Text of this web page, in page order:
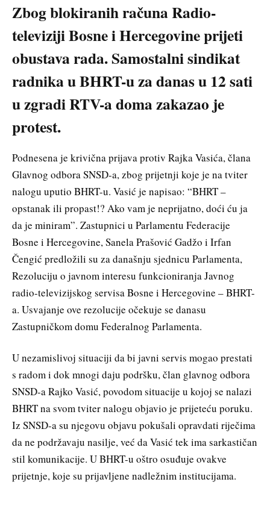
Zbog blokiranih računa Radio-
televiziji Bosne i Hercegovine prijeti
obustava rada. Samostalni sindikat
radnika u BHRT-u za danas u 12 sati
u zgradi RTV-a doma zakazao je
protest.
Podnesena je krivična prijava protiv Rajka Vasića, člana
Glavnog odbora SNSD-a, zbog prijetnji koje je na tviter
nalogu uputio BHRT-u. Vasić je napisao: “BHRT –
opstanak ili propast!? Ako vam je neprijatno, doći ću ja
da je miniram”. Zastupnici u Parlamentu Federacije
Bosne i Hercegovine, Sanela Prašović Gadžo i Irfan
Čengić predložili su za današnju sjednicu Parlamenta,
Rezoluciju o javnom interesu funkcioniranja Javnog
radio-televizijskog servisa Bosne i Hercegovine – BHRT-
a. Usvajanje ove rezolucije očekuje se danasu
Zastupničkom domu Federalnog Parlamenta.
U nezamislivoj situaciji da bi javni servis mogao prestati
s radom i dok mnogi daju podršku, član glavnog odbora
SNSD-a Rajko Vasić, povodom situacije u kojoj se nalazi
BHRT na svom tviter nalogu objavio je prijeteću poruku.
Iz SNSD-a su njegovu objavu pokušali opravdati riječima
da ne podržavaju nasilje, već da Vasić tek ima sarkastičan
stil komunikacije. U BHRT-u oštro osuđuje ovakve
prijetnje, koje su prijavljene nadležnim institucijama.